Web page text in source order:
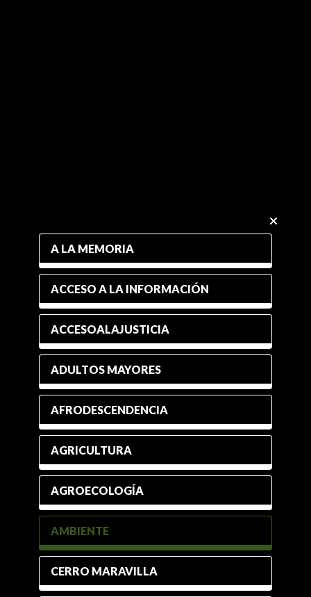
A LA MEMORIA
ACCESO A LA INFORMACIÓN
ACCESOALAJUSTICIA
ADULTOS MAYORES
AFRODESCENDENCIA
AGRICULTURA
AGROECOLOGÍA
AMBIENTE
CERRO MARAVILLA